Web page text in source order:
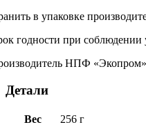
в упаковке
годности при соблюдении
НПФ «Экопром»
Детали
Вес
256 г